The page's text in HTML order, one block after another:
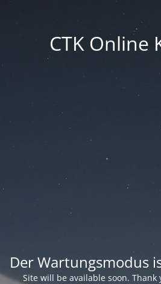
CTK Online
Der Wartungsmodus
Site will be available soon.